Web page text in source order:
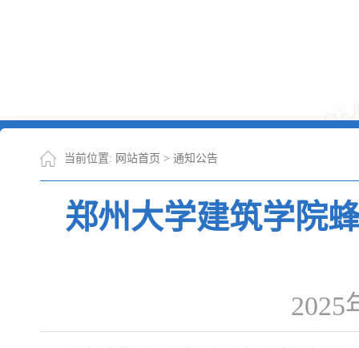
当前位置: 网站首页 > 通知公告
郑州大学建筑学院
2025